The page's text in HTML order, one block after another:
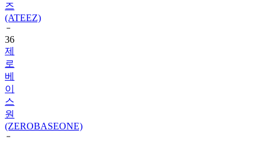
즈
(ATEEZ)
36
제
로
베
이
스
원
(ZEROBASEONE)